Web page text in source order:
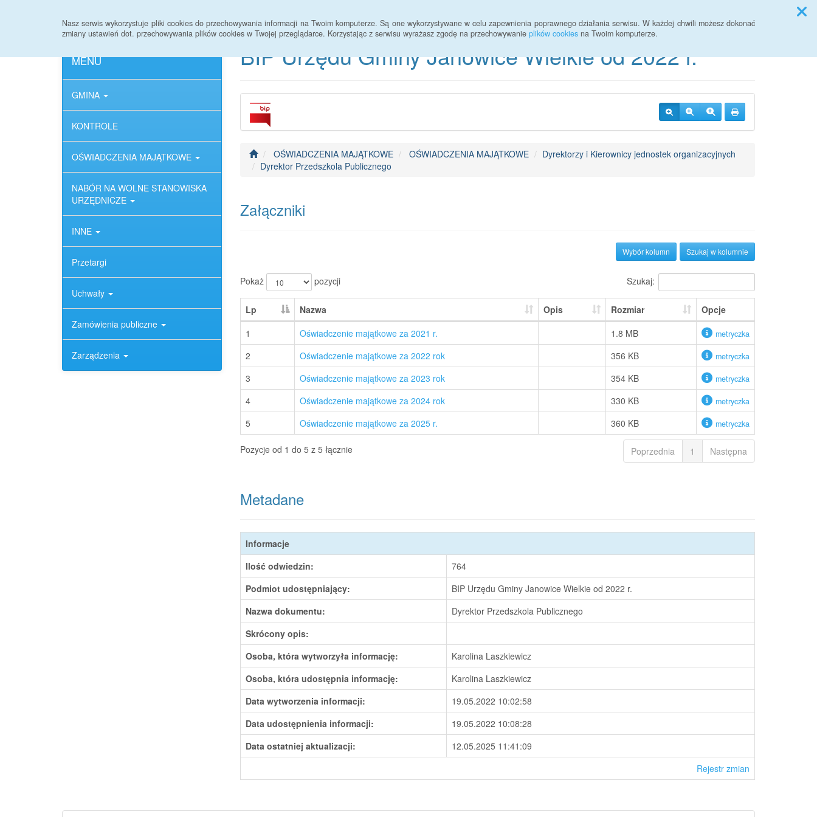
Nasz serwis wykorzystuje pliki cookies do przechowywania informacji na Twoim komputerze. Są one wykorzystywane w celu zapewnienia poprawnego działania serwisu. W każdej chwili możesz dokonać
zmiany ustawień dot. przechowywania plików cookies w Twojej przeglądarce. Korzystając z serwisu wyrażasz zgodę na przechowywanie plików cookies na Twoim komputerze.
MENU
GMINA
KONTROLE
OŚWIADCZENIA MAJĄTKOWE
NABÓR NA WOLNE STANOWISKA
URZĘDNICZE
INNE
Przetargi
Uchwały
Zamówienia publiczne
Zarządzenia
BIP Urzędu Gminy Janowice Wielkie od 2022 r.
OŚWIADCZENIA MAJĄTKOWE OŚWIADCZENIA MAJĄTKOWE
Dyrektorzy i Kierownicy jednostek organizacyjnych
Dyrektor Przedszkola Publicznego
Załączniki
Szukaj w kolumnie
Wybór kolumn
Pokaż pozycji Szukaj:
Lp Nazwa Opis Rozmiar
Opcje
1
Oświadczenie majątkowe za 2021 r. 1.8 MB metryczka
2 Oświadczenie majątkowe za 2022 rok 356 KB metryczka
3 Oświadczenie majątkowe za 2023 rok 354 KB metryczka
4 Oświadczenie majątkowe za 2024 rok 330 KB metryczka
5 Oświadczenie majątkowe za 2025 r. 360 KB metryczka
Pozycje od 1 do 5 z 5 łącznie Poprzednia 1 Następna
Metadane
Informacje
Ilość odwiedzin:
764
Podmiot udostępniający:
BIP Urzędu Gminy Janowice Wielkie od 2022 r.
Nazwa dokumentu:
Dyrektor Przedszkola Publicznego
Skrócony opis:
Osoba, która wytworzyła informację:
Karolina Laszkiewicz
Osoba, która udostępnia informację:
Karolina Laszkiewicz
Data wytworzenia informacji:
19.05.2022 10:02:58
Data udostępnienia informacji:
19.05.2022 10:08:28
Data ostatniej aktualizacji:
12.05.2025 11:41:09
Rejestr zmian